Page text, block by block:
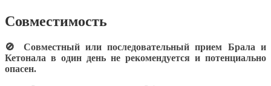
Совместимость
🚫 Совместный или последовательный прием Брала и
Кетонала в один день не рекомендуется и потенциально
опасен.